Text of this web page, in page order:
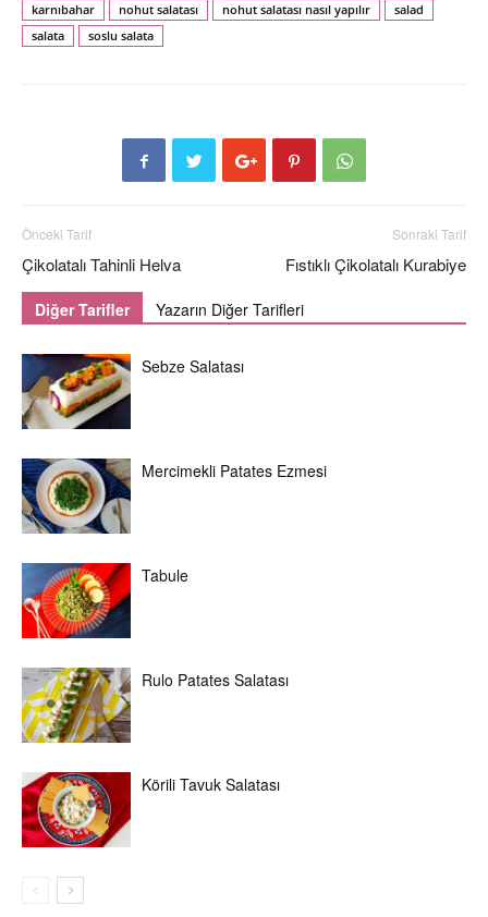
karnıbahar
nohut salatası nohut salatası nasıl yapılır
salad
salata
soslu salata
Önceki Tarif
Çikolatalı Tahinli Helva
Sonraki Tarif
Fıstıklı Çikolatalı Kurabiye
Diğer Tarifler Yazarın Diğer Tarifleri
Sebze Salatası
Mercimekli Patates Ezmesi
Tabule
Rulo Patates Salatası
Körili Tavuk Salatası